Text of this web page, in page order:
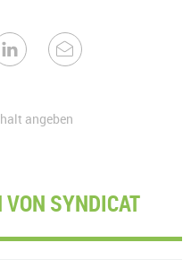
angeben
VON SYNDICAT